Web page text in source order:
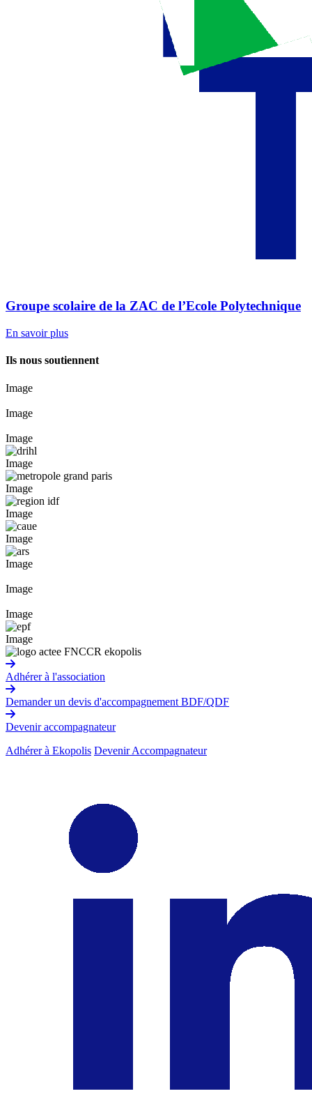
Groupe scolaire de la ZAC de l’Ecole Polytechnique
En savoir plus
Ils nous soutiennent
Image
Image
Image
Image
Image
Image
Image
Image
Image
Image
Image
Adhérer à l'association
Demander un devis d'accompagnement BDF/QDF
Devenir accompagnateur
Adhérer à Ekopolis Devenir Accompagnateur